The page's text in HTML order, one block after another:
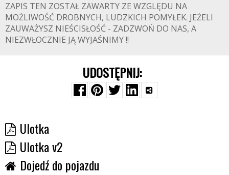
ZAPIS TEN ZOSTAŁ ZAWARTY ZE WZGLĘDU NA
MOŻLIWOŚĆ DROBNYCH, LUDZKICH POMYŁEK. JEŻELI
ZAUWAŻYSZ NIEŚCISŁOŚĆ - ZADZWOŃ DO NAS, A
NIEZWŁOCZNIE JĄ WYJAŚNIMY !!
UDOSTĘPNIJ:
Ulotka
Ulotka v2
Dojedź do pojazdu